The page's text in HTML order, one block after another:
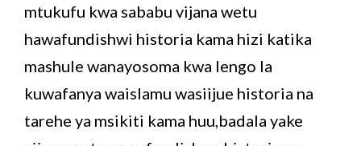
mtukufu kwa sababu vijana wetu
hawafundishwi historia kama hizi katika
mashule wanayosoma kwa lengo la
kuwafanya waislamu wasiijue historia na
tarehe ya msikiti kama huu,badala yake